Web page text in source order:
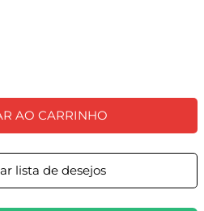
AO CARRINHO
lista de desejos